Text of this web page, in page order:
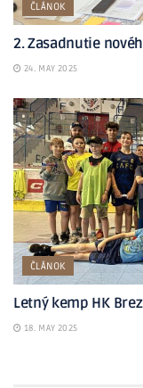
ČLÁNOK
2. Zasadnutie
24. MAY 2025
ČLÁNOK
Letný kemp HK
18. MAY 2025